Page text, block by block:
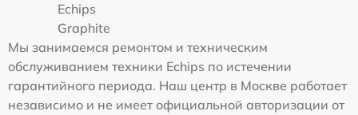
Echips
Graphite
Мы занимаемся ремонтом и техническим
обслуживанием техники Echips по истечении
гарантийного периода. Наш центр в Москве работает
независимо и не имеет официальной авторизации от